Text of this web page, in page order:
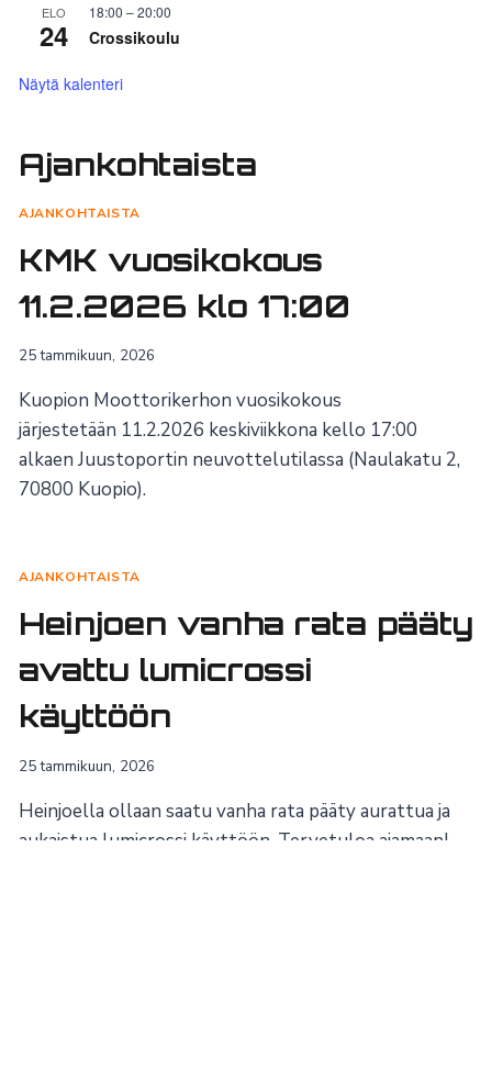
ELO
24
18:00 –20:00
Crossikoulu
Näytä kalenteri
Ajankohtaista
AJANKOHTAISTA
KMK vuosikokous
11.2.2026 klo 17:00
25 tammikuun, 2026
Kuopion Moottorikerhon vuosikokous
järjestetään 11.2.2026 keskiviikkona kello 17:00
alkaen Juustoportin neuvottelutilassa (Naulakatu 2,
70800 Kuopio).
AJANKOHTAISTA
Heinjoen vanha rata pääty
avattu lumicrossi
käyttöön
25 tammikuun, 2026
Heinjoella ollaan saatu vanha rata pääty aurattua ja
aukaistua lumicrossi käyttöön. Tervetuloa ajamaan!